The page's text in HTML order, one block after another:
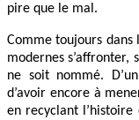
pire que le mal.
Comme toujours dans
modernes s’affronter,
ne soit nommé.
d’avoir encore à
en recyclant l’histoire